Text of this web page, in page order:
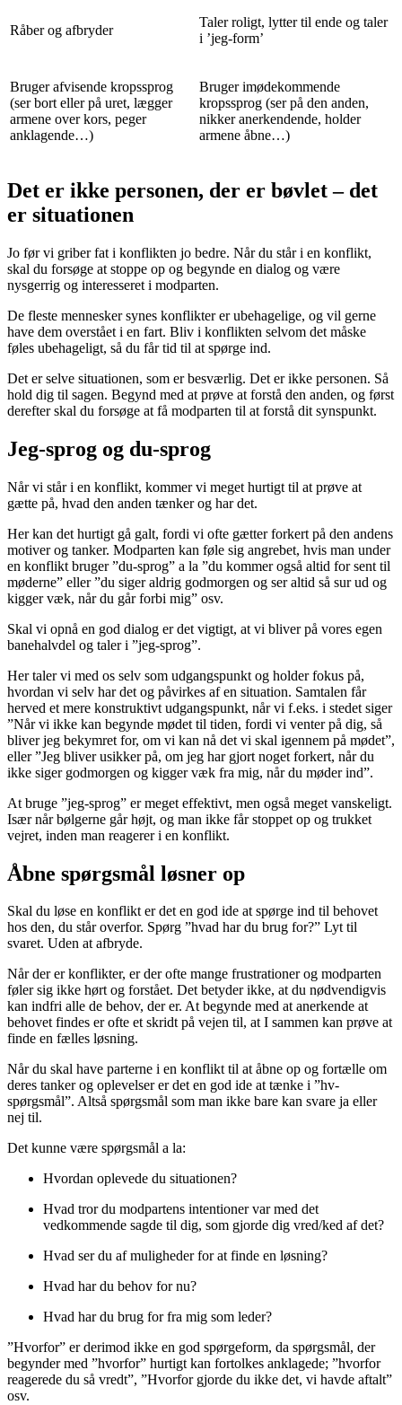
Råber og afbryder
Taler roligt, lytter til ende og taler
i ’jeg-form’
Bruger afvisende kropssprog
(ser bort eller på uret, lægger
armene over kors, peger
anklagende…)
Bruger imødekommende
kropssprog (ser på den anden,
nikker anerkendende, holder
armene åbne…)
Det er ikke personen, der er bøvlet – det
er situationen
Jo før vi griber fat i konflikten jo bedre. Når du står i en konflikt,
skal du forsøge at stoppe op og begynde en dialog og være
nysgerrig og interesseret i modparten.
De fleste mennesker synes konflikter er ubehagelige, og vil gerne
have dem overstået i en fart. Bliv i konflikten selvom det måske
føles ubehageligt, så du får tid til at spørge ind.
Det er selve situationen, som er besværlig. Det er ikke personen. Så
hold dig til sagen. Begynd med at prøve at forstå den anden, og først
derefter skal du forsøge at få modparten til at forstå dit synspunkt.
Jeg-sprog og du-sprog
Når vi står i en konflikt, kommer vi meget hurtigt til at prøve at
gætte på, hvad den anden tænker og har det.
Her kan det hurtigt gå galt, fordi vi ofte gætter forkert på den andens
motiver og tanker. Modparten kan føle sig angrebet, hvis man under
en konflikt bruger ”du-sprog” a la ”du kommer også altid for sent til
møderne” eller ”du siger aldrig godmorgen og ser altid så sur ud og
kigger væk, når du går forbi mig” osv.
Skal vi opnå en god dialog er det vigtigt, at vi bliver på vores egen
banehalvdel og taler i ”jeg-sprog”.
Her taler vi med os selv som udgangspunkt og holder fokus på,
hvordan vi selv har det og påvirkes af en situation. Samtalen får
herved et mere konstruktivt udgangspunkt, når vi f.eks. i stedet siger
”Når vi ikke kan begynde mødet til tiden, fordi vi venter på dig, så
bliver jeg bekymret for, om vi kan nå det vi skal igennem på mødet”,
eller ”Jeg bliver usikker på, om jeg har gjort noget forkert, når du
ikke siger godmorgen og kigger væk fra mig, når du møder ind”.
At bruge ”jeg-sprog” er meget effektivt, men også meget vanskeligt.
Især når bølgerne går højt, og man ikke får stoppet op og trukket
vejret, inden man reagerer i en konflikt.
Åbne spørgsmål løsner op
Skal du løse en konflikt er det en god ide at spørge ind til behovet
hos den, du står overfor. Spørg ”hvad har du brug for?” Lyt til
svaret. Uden at afbryde.
Når der er konflikter, er der ofte mange frustrationer og modparten
føler sig ikke hørt og forstået. Det betyder ikke, at du nødvendigvis
kan indfri alle de behov, der er. At begynde med at anerkende at
behovet findes er ofte et skridt på vejen til, at I sammen kan prøve at
finde en fælles løsning.
Når du skal have parterne i en konflikt til at åbne op og fortælle om
deres tanker og oplevelser er det en god ide at tænke i ”hv-
spørgsmål”. Altså spørgsmål som man ikke bare kan svare ja eller
nej til.
Det kunne være spørgsmål a la:
Hvordan oplevede du situationen?
Hvad tror du modpartens intentioner var med det
vedkommende sagde til dig, som gjorde dig vred/ked af det?
Hvad ser du af muligheder for at finde en løsning?
Hvad har du behov for nu?
Hvad har du brug for fra mig som leder?
”Hvorfor” er derimod ikke en god spørgeform, da spørgsmål, der
begynder med ”hvorfor” hurtigt kan fortolkes anklagede; ”hvorfor
reagerede du så vredt”, ”Hvorfor gjorde du ikke det, vi havde aftalt”
osv.